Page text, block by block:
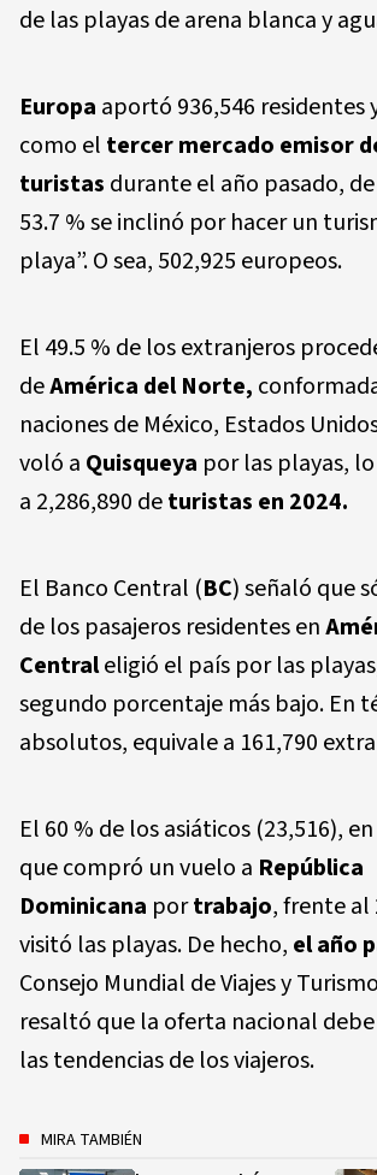
de las playas de arena blanca y
Europa aportó 936,546 residentes
como el tercer mercado emisor
turistas durante el año pasado,
53.7 % se inclinó por hacer un
playa”. O sea, 502,925 europeos.
El 49.5 % de los extranjeros
deAmérica del Norte,
naciones de México, Estados
voló a Quisqueya por las playas,
a 2,286,890 deturistas en 2024.
El Banco Central (BC) señaló que
de los pasajeros residentes en
Centraleligió el país por las
segundo porcentaje más bajo. En
absolutos, equivale a 161,790
El 60 % de los asiáticos (23,516),
que compró un vuelo a República
Dominicana portrabajo, frente al
visitó las playas. De hecho, el año
Consejo Mundial de Viajes y
resaltó que la oferta nacional
las tendencias de los viajeros.
MIRA TAMBIÉN